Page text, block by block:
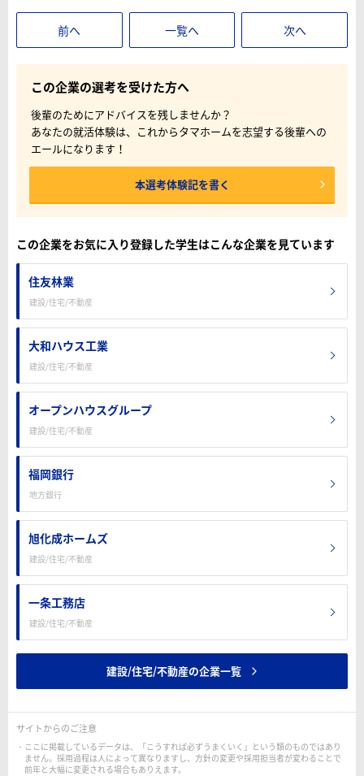
前へ 一覧へ 次へ
この企業の選考を受けた方へ
後輩のためにアドバイスを残しませんか？
あなたの就活体験は、これからタマホームを志望する後輩への
エールになります！
本選考体験記を書く
この企業をお気に入り登録した学生はこんな企業を見ています
住友林業
建設/住宅/不動産
大和ハウス工業
建設/住宅/不動産
オープンハウスグループ
建設/住宅/不動産
福岡銀行
地方銀行
旭化成ホームズ
建設/住宅/不動産
一条工務店
建設/住宅/不動産
建設/住宅/不動産の企業一覧
サイトからのご注意
ここに掲載しているデータは、「こうすれば必ずうまくいく」という類のものではあり
ません。採用過程は人によって異なりますし、方針の変更や採用担当者が変わることで
前年と大幅に変更される場合もありえます。